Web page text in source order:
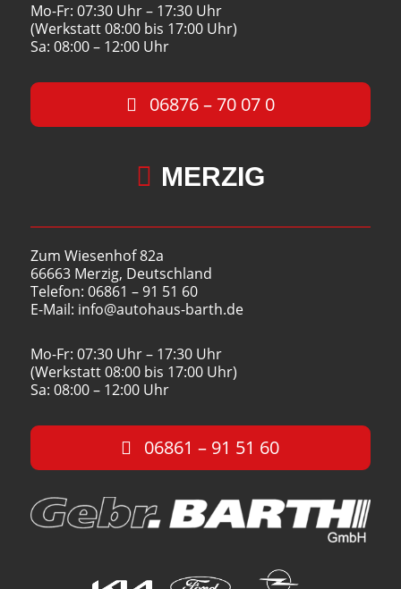
Mo-Fr: 07:30 Uhr – 17:30 Uhr
(Werkstatt 08:00 bis 17:00 Uhr)
Sa: 08:00 – 12:00 Uhr
06876 – 70 07 0
 MERZIG
Zum Wiesenhof 82a
66663 Merzig, Deutschland
Telefon: 06861 – 91 51 60
E-Mail: info@autohaus-barth.de
Mo-Fr: 07:30 Uhr – 17:30 Uhr
(Werkstatt 08:00 bis 17:00 Uhr)
Sa: 08:00 – 12:00 Uhr
06861 – 91 51 60